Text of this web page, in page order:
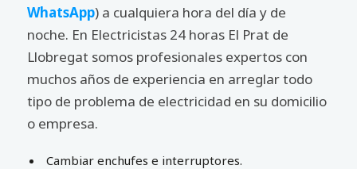
WhatsApp) a cualquiera hora del día y de
noche. En Electricistas 24 horas El Prat de
Llobregat somos profesionales expertos con
muchos años de experiencia en arreglar todo
tipo de problema de electricidad en su domicilio
o empresa.
Cambiar enchufes e interruptores.